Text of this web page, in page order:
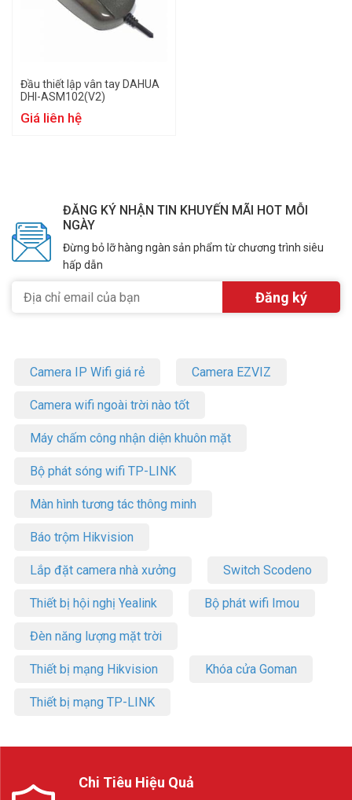
Đầu thiết lập vân tay DAHUA
DHI-ASM102(V2)
Giá liên hệ
ĐĂNG KÝ NHẬN TIN KHUYẾN MÃI HOT MỖI
NGÀY
Đừng bỏ lỡ hàng ngàn sản phẩm từ chương trình siêu
hấp dẫn
Camera IP Wifi giá rẻ Camera EZVIZ
Camera wifi ngoài trời nào tốt
Máy chấm công nhận diện khuôn mặt
Bộ phát sóng wifi TP-LINK
Màn hình tương tác thông minh
Báo trộm Hikvision
Lắp đặt camera nhà xưởng Switch Scodeno
Thiết bị hội nghị Yealink Bộ phát wifi Imou
Đèn năng lượng mặt trời
Thiết bị mạng Hikvision Khóa cửa Goman
Thiết bị mạng TP-LINK
Chi Tiêu Hiệu Quả